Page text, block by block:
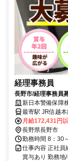
経理事務員
長野市/経理事務員
新日本警備保障
最寄駅 JR信越
市役所前駅 徒歩
月給172,431円
長野県長野市
勤務時間 8：30
仕事内容 正社員
賞与あり 勤務地